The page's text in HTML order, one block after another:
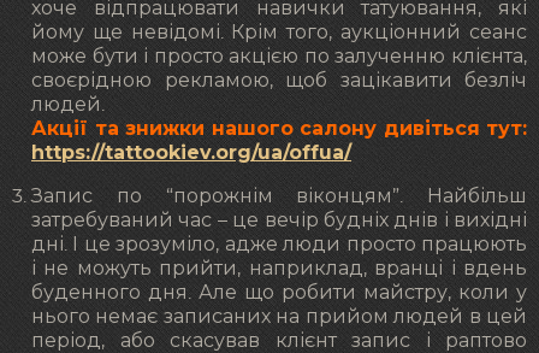
хоче відпрацювати навички татуювання, які
йому ще невідомі. Крім того, аукціонний сеанс
може бути і просто акцією по залученню клієнта,
своєрідною рекламою, щоб зацікавити безліч
людей.
Акції та знижки нашого салону дивіться тут:
https://tattookiev.org/ua/offua/
Запис по “порожнім віконцям”. Найбільш
затребуваний час – це вечір будніх днів і вихідні
дні. І це зрозуміло, адже люди просто працюють
і не можуть прийти, наприклад, вранці і вдень
буденного дня. Але що робити майстру, коли у
нього немає записаних на прийом людей в цей
період, або скасував клієнт запис і раптово